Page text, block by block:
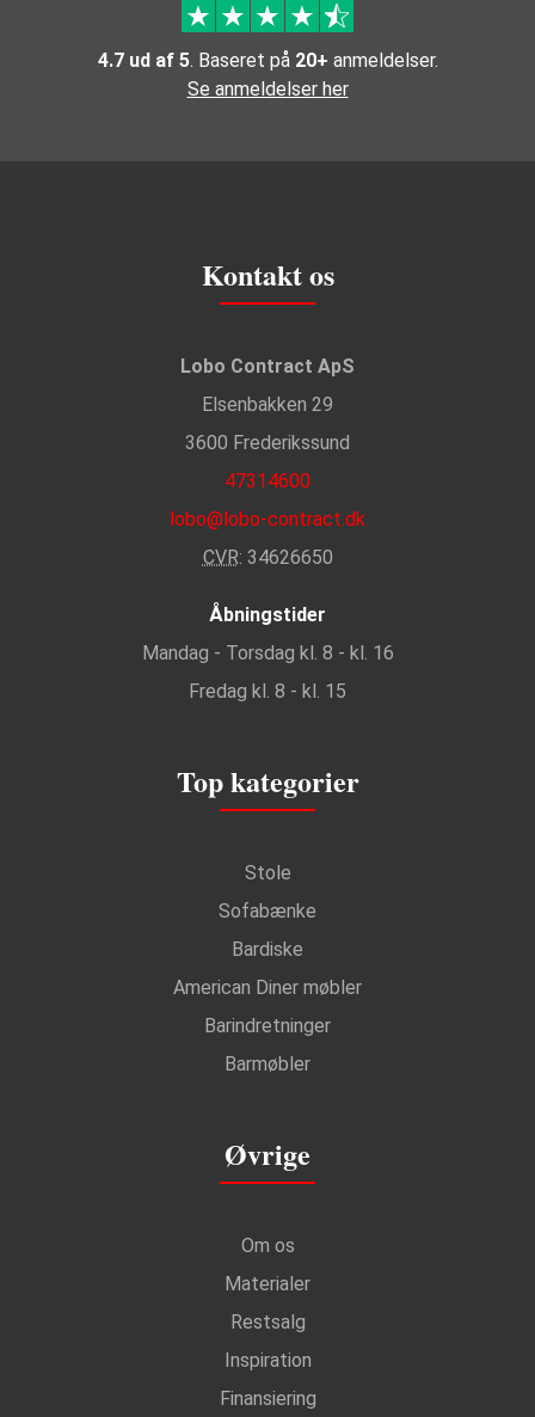
4.7 ud af 5. Baseret på 20+ anmeldelser.
Se anmeldelser her
Kontakt os
Lobo Contract ApS
Elsenbakken 29
3600 Frederikssund
47314600
lobo@lobo-contract.dk
CVR: 34626650
Åbningstider
Mandag - Torsdag kl. 8 - kl. 16
Fredag kl. 8 - kl. 15
Top kategorier
Stole
Sofabænke
Bardiske
American Diner møbler
Barindretninger
Barmøbler
Øvrige
Om os
Materialer
Restsalg
Inspiration
Finansiering